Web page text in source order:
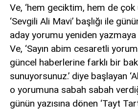
Ve, ‘hem geciktim, hem de çok
‘Sevgili Ali Mavi’ başlığı ile
aday yorumu yeniden yazmaya
Ve, ‘Sayın abim cesaretli
güncel haberlerine farklı bir
sunuyorsunuz.’ diye başlayan
o yorumuna sabah sabah
günün yazısına dönen ‘Tayt